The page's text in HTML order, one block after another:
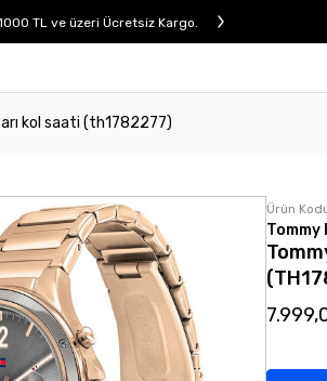
TL ve üzeri Ücretsiz Kargo.
kol saati (th1782277)
Ürün
Tommy